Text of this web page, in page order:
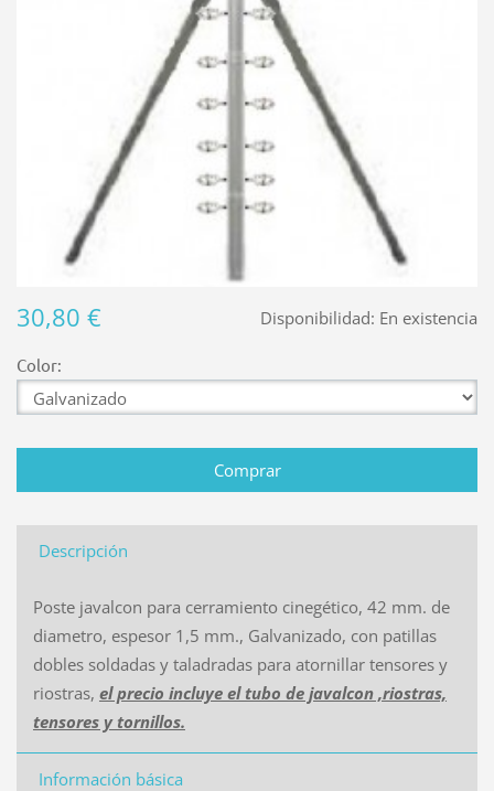
Disponibilidad: En existencia
30,80 €
Color:
Descripción
Poste javalcon para cerramiento cinegético, 42 mm. de
diametro, espesor 1,5 mm., Galvanizado, con patillas
dobles soldadas y taladradas para atornillar tensores y
riostras, el precio incluye el tubo de javalcon ,riostras,
tensores y tornillos.
Información básica